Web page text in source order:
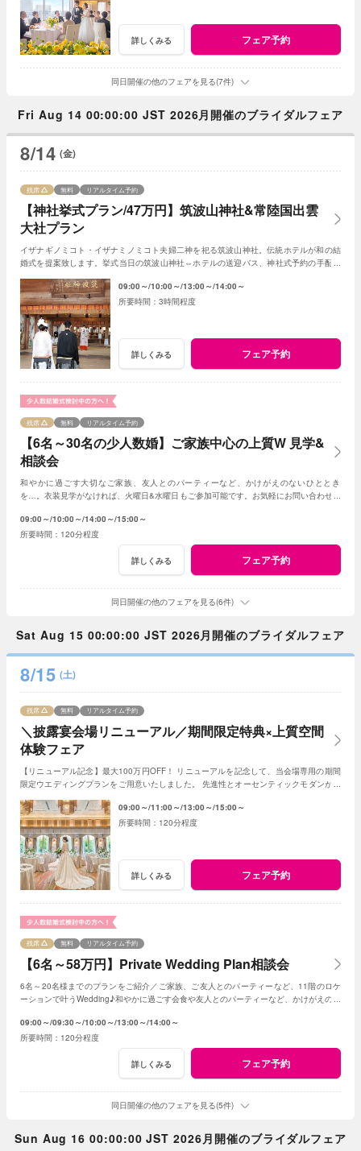
詳しくみる フェア予約
同日開催の他のフェアを見る(7件)
Fri Aug 14 00:00:00 JST 2026月開催のブライダルフェア
8/14 (金)
【神社挙式プラン/47万円】筑波山神社&常陸国出雲
大社プラン
残席 無料 リアルタイム予約
イザナギノミコト・イザナミノミコト夫婦二神を祀る筑波山神社。伝統ホテルが和の結
婚式を提案致します。挙式当日の筑波山神社⇔ホテルの送迎バス、神社式予約の手配も
09:00～ 10:00～ 13:00～ 14:00～
3時間程度
詳しくみる フェア予約
【6名～30名の少人数婚】ご家族中心の上質W 見学&
相談会
残席 無料 リアルタイム予約
和やかに過ごす大切なご家族、友人とのパーティーなど、かけがえのないひととき
を…。衣装見学がなければ、火曜日&水曜日もご参加可能です。お気軽にお問い合わせく
09:00～ 10:00～ 14:00～ 15:00～
120分程度
詳しくみる フェア予約
同日開催の他のフェアを見る(6件)
Sat Aug 15 00:00:00 JST 2026月開催のブライダルフェア
8/15 (土)
＼披露宴会場リニューアル／期間限定特典×上質空間
体験フェア
残席 無料 リアルタイム予約
【リニューアル記念】最大100万円OFF！ リニューアルを記念して、当会場専用の期間
限定ウエディングプランをご用意いたしました。 先進性とオーセンティックモダンが調
09:00～ 11:00～ 13:00～ 15:00～
120分程度
詳しくみる フェア予約
【6名～58万円】Private Wedding Plan相談会
残席 無料 リアルタイム予約
6名～20名様までのプランをご紹介／ご家族、ご友人とのパーティーなど、11階のロケ
ーションで叶うWedding♪和やかに過ごす会食や友人とのパーティーなど、かけがえのな
09:00～ 09:30～ 10:00～ 13:00～ 14:00～
120分程度
詳しくみる フェア予約
同日開催の他のフェアを見る(5件)
Sun Aug 16 00:00:00 JST 2026月開催のブライダルフェア